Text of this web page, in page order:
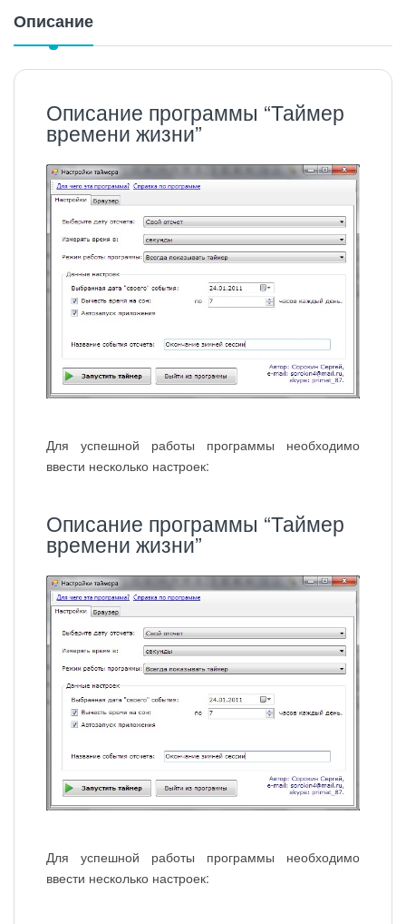
Описание
Описание программы “Таймер
времени жизни”
Для успешной работы программы необходимо
ввести несколько настроек:
Описание программы “Таймер
времени жизни”
Для успешной работы программы необходимо
ввести несколько настроек: